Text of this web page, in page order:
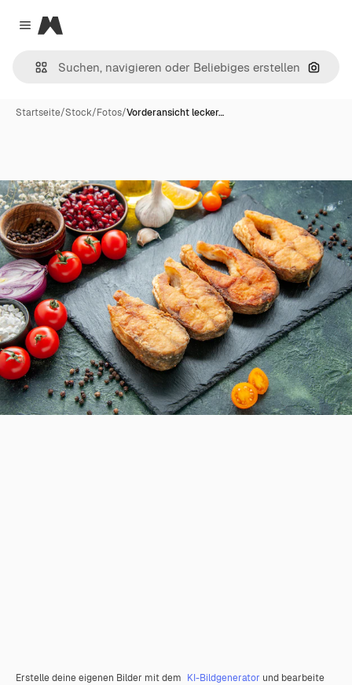
Close menu
Magnific
Nach
Startseite/Stock/Fotos/Vorderansicht lecker…
Erstelle deine eigenen Bilder mit dem KI-Bildgenerator und bearbeite